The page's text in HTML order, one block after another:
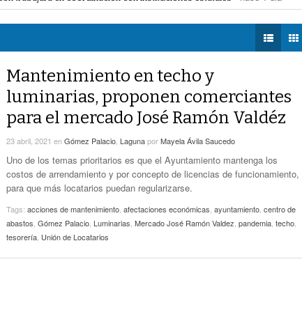
Estatales
Proponen Más Tecnología Para Vigilar La
Movilidad De Taxis
Detienen A 18 Personas En Centro Comercial
Realizan En Torreón Trámites De Licencias De
Construcción- hace 1 dia -
TWEETS AND
LA MEJOR 97.1
ESTÉREO GALLITO
de espacios y vialidades seguras- hace 1 dia -
movilidad de taxis- hace 1 dia -
de Torreón
de construcción- hace 1 dia -
Mantenimiento en techo y
luminarias, proponen comerciantes
para el mercado José Ramón Valdéz
23 abril, 2021 enGómez Palacio LagunaporMayela Ávila Saucedo
Uno de los temas prioritarios es que el Ayuntamiento mantenga los
costos de arrendamiento y por concepto de licencias de funcionamiento,
para que más locatarios puedan regularizarse.
Tags: acciones de mantenimiento afectaciones económicas ayuntamiento centro de
abastos Gómez Palacio Luminarias Mercado José Ramón Valdez pandemia techo
tesorería Unión de Locatarios